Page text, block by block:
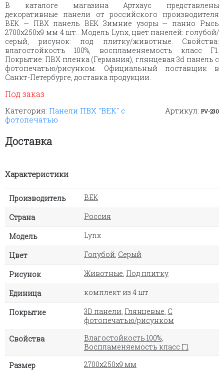
В каталоге магазина Артхаус представлены
декоративные панели от российского производителя
ВЕК — ПВХ панель ВЕК Зимние узоры — панно Рысь
2700х250х9 мм 4 шт.. Модель Lynx, цвет панелей: голубой/
серый, рисунок: под плитку/животные. Свойства:
влагостойкость 100%, воспламеняемость класс Г1.
Покрытие: ПВХ пленка (Германия), глянцевая 3d панель с
фотопечатью/рисунком. Официальный поставщик в
Санкт-Петербурге, доставка продукции.
Под заказ
Артикул: PV-230
Категория: Панели ПВХ "ВЕК" с
фотопечатью
Доставка
Характеристики
Производитель ВЕК
Страна Россия
Модель Lynx
Цвет Голубой, Серый
Рисунок Животные, Под плитку
Единица комплект из 4 шт
Покрытие 3D панели, Глянцевые, С
фотопечатью/рисунком
Свойства
Влагостойкость 100%,
Воспламеняемость класс Г1
Размер
2700х250х9 мм